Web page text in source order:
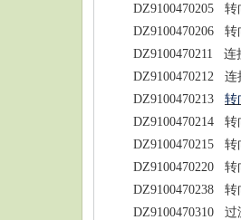
DZ9100470205 转
DZ9100470206 转
DZ9100470211 连
DZ9100470212 连
DZ9100470213 转
DZ9100470214 转
DZ9100470215 转
DZ9100470220 转
DZ9100470238 转
DZ9100470310 过